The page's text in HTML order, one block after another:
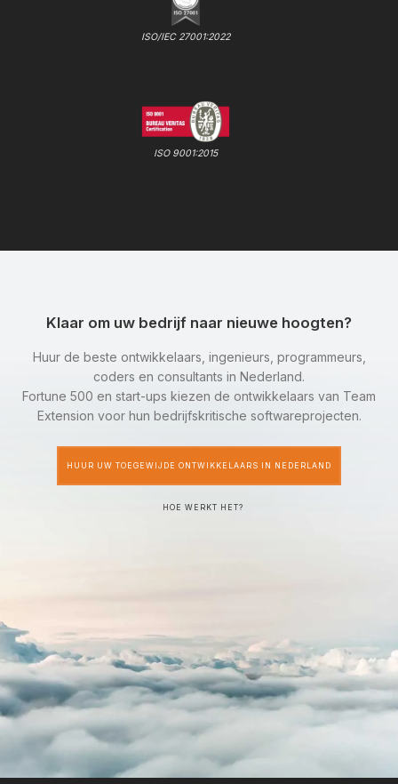
ISO/IEC 27001:2022
ISO 9001:2015
Klaar om uw bedrijf naar nieuwe hoogten?
Huur de beste ontwikkelaars, ingenieurs, programmeurs,
coders en consultants in Nederland.
Fortune 500 en start-ups kiezen de ontwikkelaars van Team
Extension voor hun bedrijfskritische softwareprojecten.
HUUR UW TOEGEWIJDE ONTWIKKELAARS IN NEDERLAND
HOE WERKT HET?